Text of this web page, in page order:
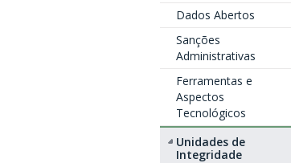
Dados Abertos
Sanções
Administrativas
Ferramentas e
Aspectos
Tecnológicos
Unidades de
Integridade